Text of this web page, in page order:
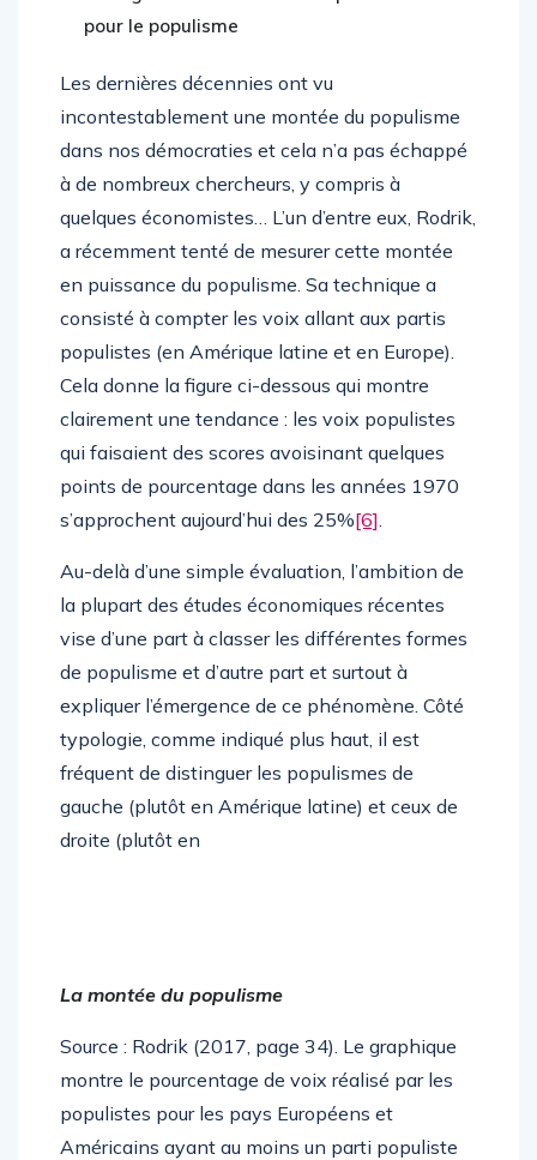
pour le populisme
Les dernières décennies ont vu
incontestablement une montée du populisme
dans nos démocraties et cela n’a pas échappé
à de nombreux chercheurs, y compris à
quelques économistes… L’un d’entre eux, Rodrik,
a récemment tenté de mesurer cette montée
en puissance du populisme. Sa technique a
consisté à compter les voix allant aux partis
populistes (en Amérique latine et en Europe).
Cela donne la figure ci-dessous qui montre
clairement une tendance : les voix populistes
qui faisaient des scores avoisinant quelques
points de pourcentage dans les années 1970
s’approchent aujourd’hui des 25%[6].
Au-delà d’une simple évaluation, l’ambition de
la plupart des études économiques récentes
vise d’une part à classer les différentes formes
de populisme et d’autre part et surtout à
expliquer l’émergence de ce phénomène. Côté
typologie, comme indiqué plus haut, il est
fréquent de distinguer les populismes de
gauche (plutôt en Amérique latine) et ceux de
droite (plutôt en
La montée du populisme
Source : Rodrik (2017, page 34). Le graphique
montre le pourcentage de voix réalisé par les
populistes pour les pays Européens et
Américains ayant au moins un parti populiste